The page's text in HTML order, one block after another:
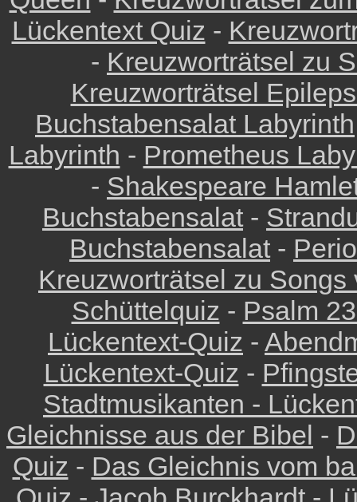
Lückentext Quiz -
- Kreuzworträtsel zu
Kreuzworträtsel
Buchstabensalat Labyrinth
Labyrinth - Prometheus
- Shakespeare
Buchstabensalat-
Buchstabensalat-
Kreuzworträtsel zu Songs
Schüttelquiz - Psalm
Lückentext-Quiz -
Lückentext-Quiz -
Stadtmusikanten -
Gleichnisse aus der Bibel -
Quiz - Das Gleichnis vom